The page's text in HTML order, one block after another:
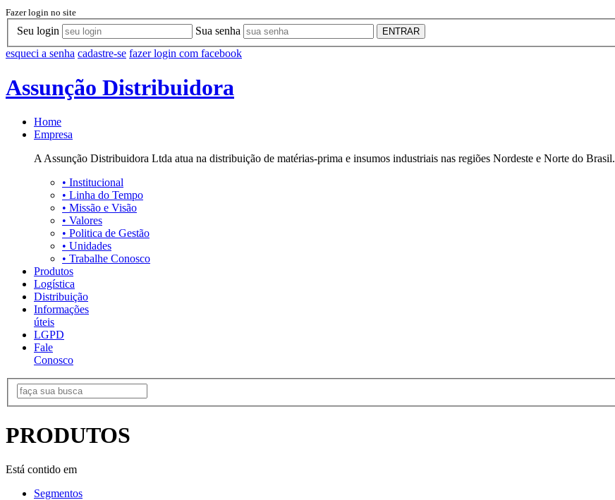
Fazer login no site
Seu login Sua senha ENTRAR
esqueci a senha cadastre-se fazer login com facebook
Assunção Distribuidora
Home
Empresa
A Assunção Distribuidora Ltda atua na distribuição de matérias-prima e insumos industriais nas regiões Nordeste e Norte do Brasil.
• Institucional
• Linha do Tempo
• Missão e Visão
• Valores
• Politica de Gestão
• Unidades
• Trabalhe Conosco
Produtos
Logística
Distribuição
Informações
úteis
LGPD
Fale
Conosco
PRODUTOS
Está contido em
Segmentos